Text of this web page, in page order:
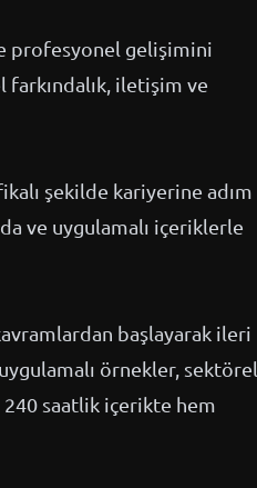
profesyonel gelişimini
farkındalık, iletişim ve
şekilde kariyerine adım
ve uygulamalı içeriklerle
başlayarak ileri
örnekler, sektörel
saatlik içerikte hem